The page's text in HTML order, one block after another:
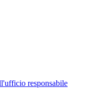
responsabile